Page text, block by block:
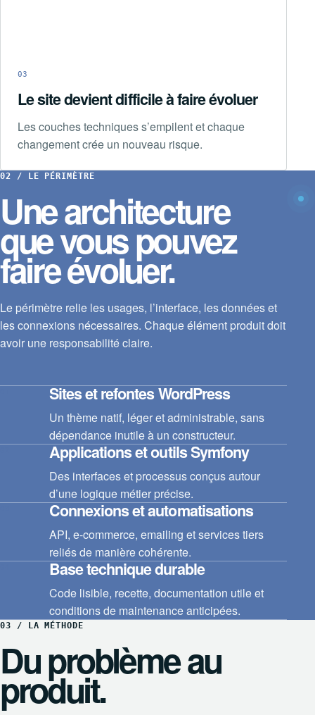
03
Le site devient difficile à faire évoluer
Les couches techniques s’empilent et chaque
changement crée un nouveau risque.
02 / LE PÉRIMÈTRE
Une architecture
que vous pouvez
faire évoluer.
Le périmètre relie les usages, l’interface, les données et
les connexions nécessaires. Chaque élément produit doit
avoir une responsabilité claire.
Sites et refontes WordPress
Un thème natif, léger et administrable, sans
dépendance inutile à un constructeur.
Applications et outils Symfony
Des interfaces et processus conçus autour
d’une logique métier précise.
Connexions et automatisations
API, e-commerce, emailing et services tiers
reliés de manière cohérente.
Base technique durable
Code lisible, recette, documentation utile et
conditions de maintenance anticipées.
03 / LA MÉTHODE
Du problème au
produit.